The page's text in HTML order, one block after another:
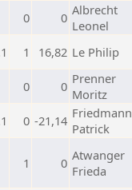
0 0 Albrecht
Leonel
1 16,82 Le Philip
0 0 Prenner
Moritz
0 -21,14 Friedmann
Patrick
1 0 Atwanger
Frieda